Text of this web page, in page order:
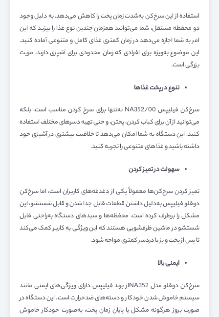
استفاده از این سرخ‌کن به‌شدت زمان پخت را کاهش می‌دهد. به دلیل وجود
دو محفظه مستقل، شما می‌توانید همزمان چندین نوع غذا را بپزید که این
امر به شما اجازه می‌دهد در زمان کمتری غذای کامل و متنوعی آماده کنید.
این موضوع به‌ویژه برای افرادی که زمان محدودی برای آشپزی دارند، مزیت
بزرگی است.
تنوع در پخت غذاها
سرخ‌کن فیلیپس NA352/00 نه‌تنها برای سرخ کردن مناسب است، بلکه
می‌توانید از آن برای کباب کردن، پختن، و حتی تهیه دسرهای مختلف استفاده
کنید. این دستگاه به شما امکان می‌دهد تا خلاقیت بیشتری در آشپزی خود
داشته باشید و غذاهای متنوعی را تجربه کنید.
سهولت در تمیز کردن
تمیز کردن سرخ‌کن‌ها معمولاً یکی از دغدغه‌های کاربران است، اما سرخ‌کن
دوقلو فیلیپس به‌دلیل داشتن قطعات قابل جدا شدن و قابل شستشو، این
مشکل را برطرف کرده است. محفظه‌ها و سبدهای دستگاه به‌راحتی قابل
شستشو در ماشین ظرفشویی هستند که این ویژگی به کاربر کمک می‌کند
تا پس از پخت و پز با دردسر کمتری مواجه شود.
ایمنی بالا
سرخ‌کن دوقلو مدل NA352از برند فیلیپس دارای ویژگی‌های ایمنی مانند
سیستم خاموش شدن خودکار و دسته‌های ضدحرارت است. این دستگاه در
صورت بروز هرگونه مشکل یا پایان زمان پخت، به‌صورت خودکار خاموش